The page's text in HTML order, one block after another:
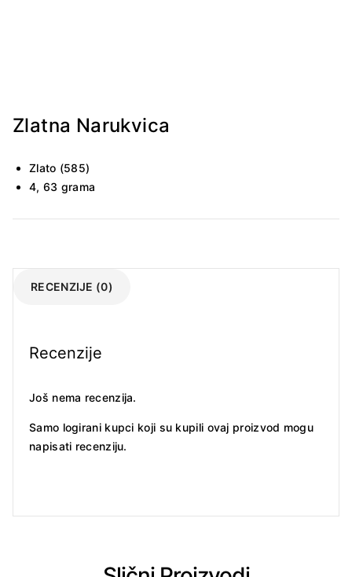
Zlatna Narukvica
Zlato (585)
4, 63 grama
RECENZIJE (0)
Recenzije
Još nema recenzija.
Samo logirani kupci koji su kupili ovaj proizvod mogu
napisati recenziju.